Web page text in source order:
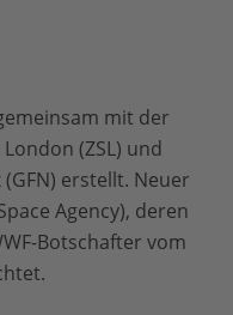
mit der
(ZSL) und
erstellt. Neuer
Agency), deren
Botschafter vom